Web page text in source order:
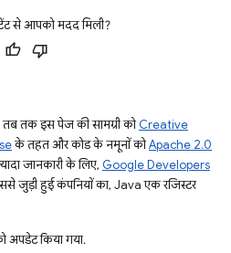
से आपको मदद मिली?
तक इस पेज की सामग्री कोCreative
के तहत और कोड के नमूनों कोApache 2.0
जानकारी के लिए, Google Developers
जुड़ी हुई कंपनियों का, Java एक रजिस्टर
अपडेट किया गया.